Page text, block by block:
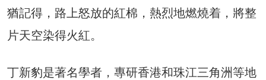
猶記得，路上怒放的紅棉，熱烈地燃燒着，將整
片天空染得火紅。
丁新豹是著名學者，專研香港和珠江三角洲等地